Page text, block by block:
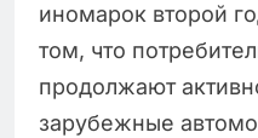
иномарок второй
том, что
продолжают
зарубежные